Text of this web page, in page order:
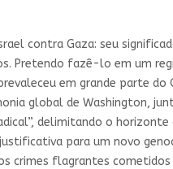
contra Gaza: seu
Pretendo fazê-lo em um
em grande parte
global de Washington,
delimitando o
para um novo
flagrantes